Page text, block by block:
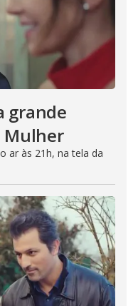
grande
Mulher
ar às 21h, na tela da